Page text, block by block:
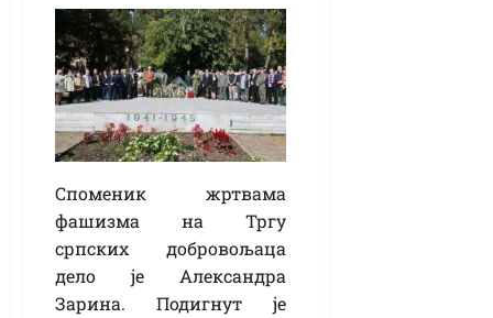
Споменик жртвама
фашизма на Тргу
српских добровољаца
дело је Александра
Зарина. Подигнут је